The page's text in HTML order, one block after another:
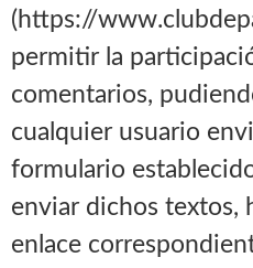
(https://
permitir la
comentarios,
cualquier usuario
formulario
enviar dichos textos,
enlace